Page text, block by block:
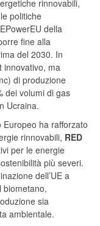
rinnovabili,
politiche
della
fine alla
del 2030. In
innovativo, ma
di produzione
dei volumi di gas
Ucraina.
ha rafforzato
rinnovabili, RED
per le energie
più severi.
dell’UE a
biometano,
sia
ambientale.